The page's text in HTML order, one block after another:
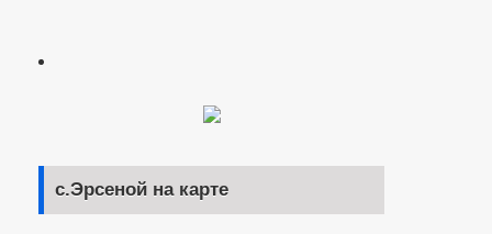
с.Эрсеной на карте